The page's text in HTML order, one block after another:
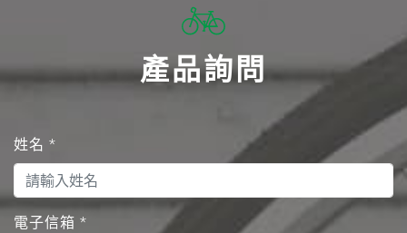
產品詢問
姓名 *
電子信箱 *